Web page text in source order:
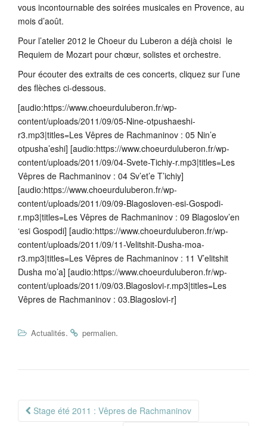
vous incontournable des soirées musicales en Provence, au
mois d’août.
Pour l’atelier 2012 le Choeur du Luberon a déjà choisi le
Requiem de Mozart pour chœur, solistes et orchestre.
Pour écouter des extraits de ces concerts, cliquez sur l’une
des flèches ci-dessous.
[audio:https://www.choeurduluberon.fr/wp-
content/uploads/2011/09/05-Nine-otpushaeshi-
r3.mp3|titles=Les Vêpres de Rachmaninov : 05 Nin’e
otpusha’eshi] [audio:https://www.choeurduluberon.fr/wp-
content/uploads/2011/09/04-Svete-Tichiy-r.mp3|titles=Les
Vêpres de Rachmaninov : 04 Sv’et’e T’ichiy]
[audio:https://www.choeurduluberon.fr/wp-
content/uploads/2011/09/09-Blagosloven-esi-Gospodi-
r.mp3|titles=Les Vêpres de Rachmaninov : 09 Blagoslov’en
‘esi Gospodi] [audio:https://www.choeurduluberon.fr/wp-
content/uploads/2011/09/11-Velitshit-Dusha-moa-
r3.mp3|titles=Les Vêpres de Rachmaninov : 11 V’elitshit
Dusha mo’a] [audio:https://www.choeurduluberon.fr/wp-
content/uploads/2011/09/03.Blagoslovi-r.mp3|titles=Les
Vêpres de Rachmaninov : 03.Blagoslovi-r]
Actualités. permalien.
Navigation
Stage été 2011 : Vêpres de Rachmaninov